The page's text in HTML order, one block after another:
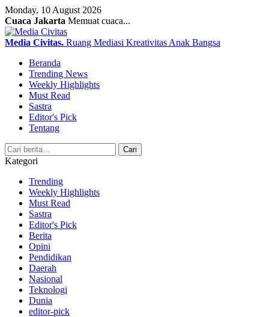
Monday, 10 August 2026
Cuaca Jakarta Memuat cuaca...
Media Civitas. Ruang Mediasi Kreativitas Anak Bangsa
Beranda
Trending News
Weekly Highlights
Must Read
Sastra
Editor's Pick
Tentang
Search
Cari
Kategori
Trending
Weekly Highlights
Must Read
Sastra
Editor's Pick
Berita
Opini
Pendidikan
Daerah
Nasional
Teknologi
Dunia
editor-pick